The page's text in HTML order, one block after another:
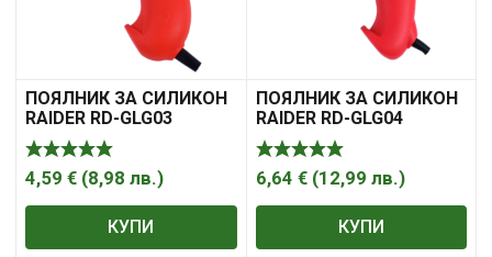
ПОЯЛНИК ЗА СИЛИКОН
RAIDER RD-GLG03
4,59 € (8,98 лв.)
КУПИ
ПОЯЛНИК ЗА СИЛИКОН
RAIDER RD-GLG04
6,64 € (12,99 лв.)
КУПИ